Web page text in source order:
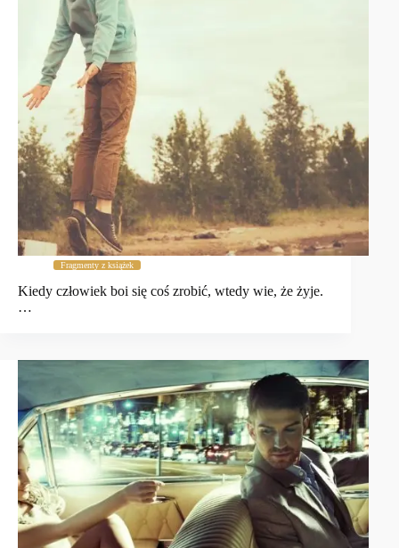
Fragmenty z książek
Kiedy człowiek boi się coś zrobić, wtedy wie, że żyje.
…